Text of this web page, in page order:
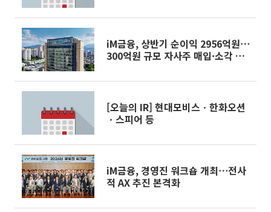
iM금융, 상반기 순이익 2956억원⋯
300억원 규모 자사주 매입·소각 결
[오늘의 IR] 현대모비스ㆍ한화오션
ㆍ스피어 등
iM금융, 경영진 워크숍 개최⋯전사
적 AX 추진 본격화